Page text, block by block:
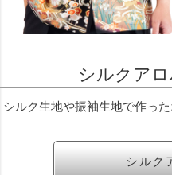
シルクア
シルク生地や振袖生地で作っ
シルク